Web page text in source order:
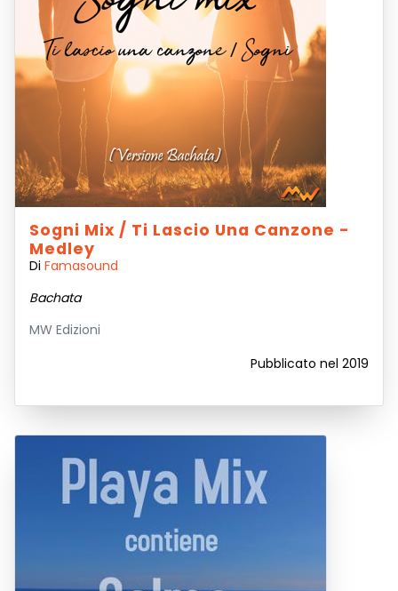
Sogni Mix / Ti Lascio Una Canzone -
Medley
Di Famasound
Bachata
MW Edizioni
Pubblicato nel 2019